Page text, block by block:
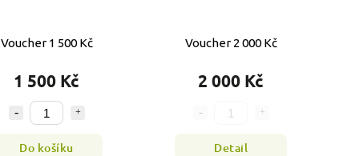
Voucher 1 500 Kč
1 500 Kč
Do košíku
Voucher 2 000 Kč
2 000 Kč
Detail